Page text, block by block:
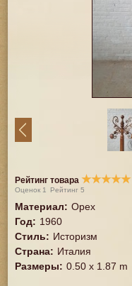
Рейтинг товара ★★★★★
Оценок 1 Рейтинг5
Материал: Орех
Год: 1960
Стиль: Историзм
Страна: Италия
Размеры: 0.50 x 1.87 m